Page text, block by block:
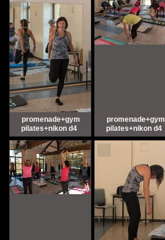
promenade+gym
pilates+nikon d4
promenade+gym
pilates+nikon d4